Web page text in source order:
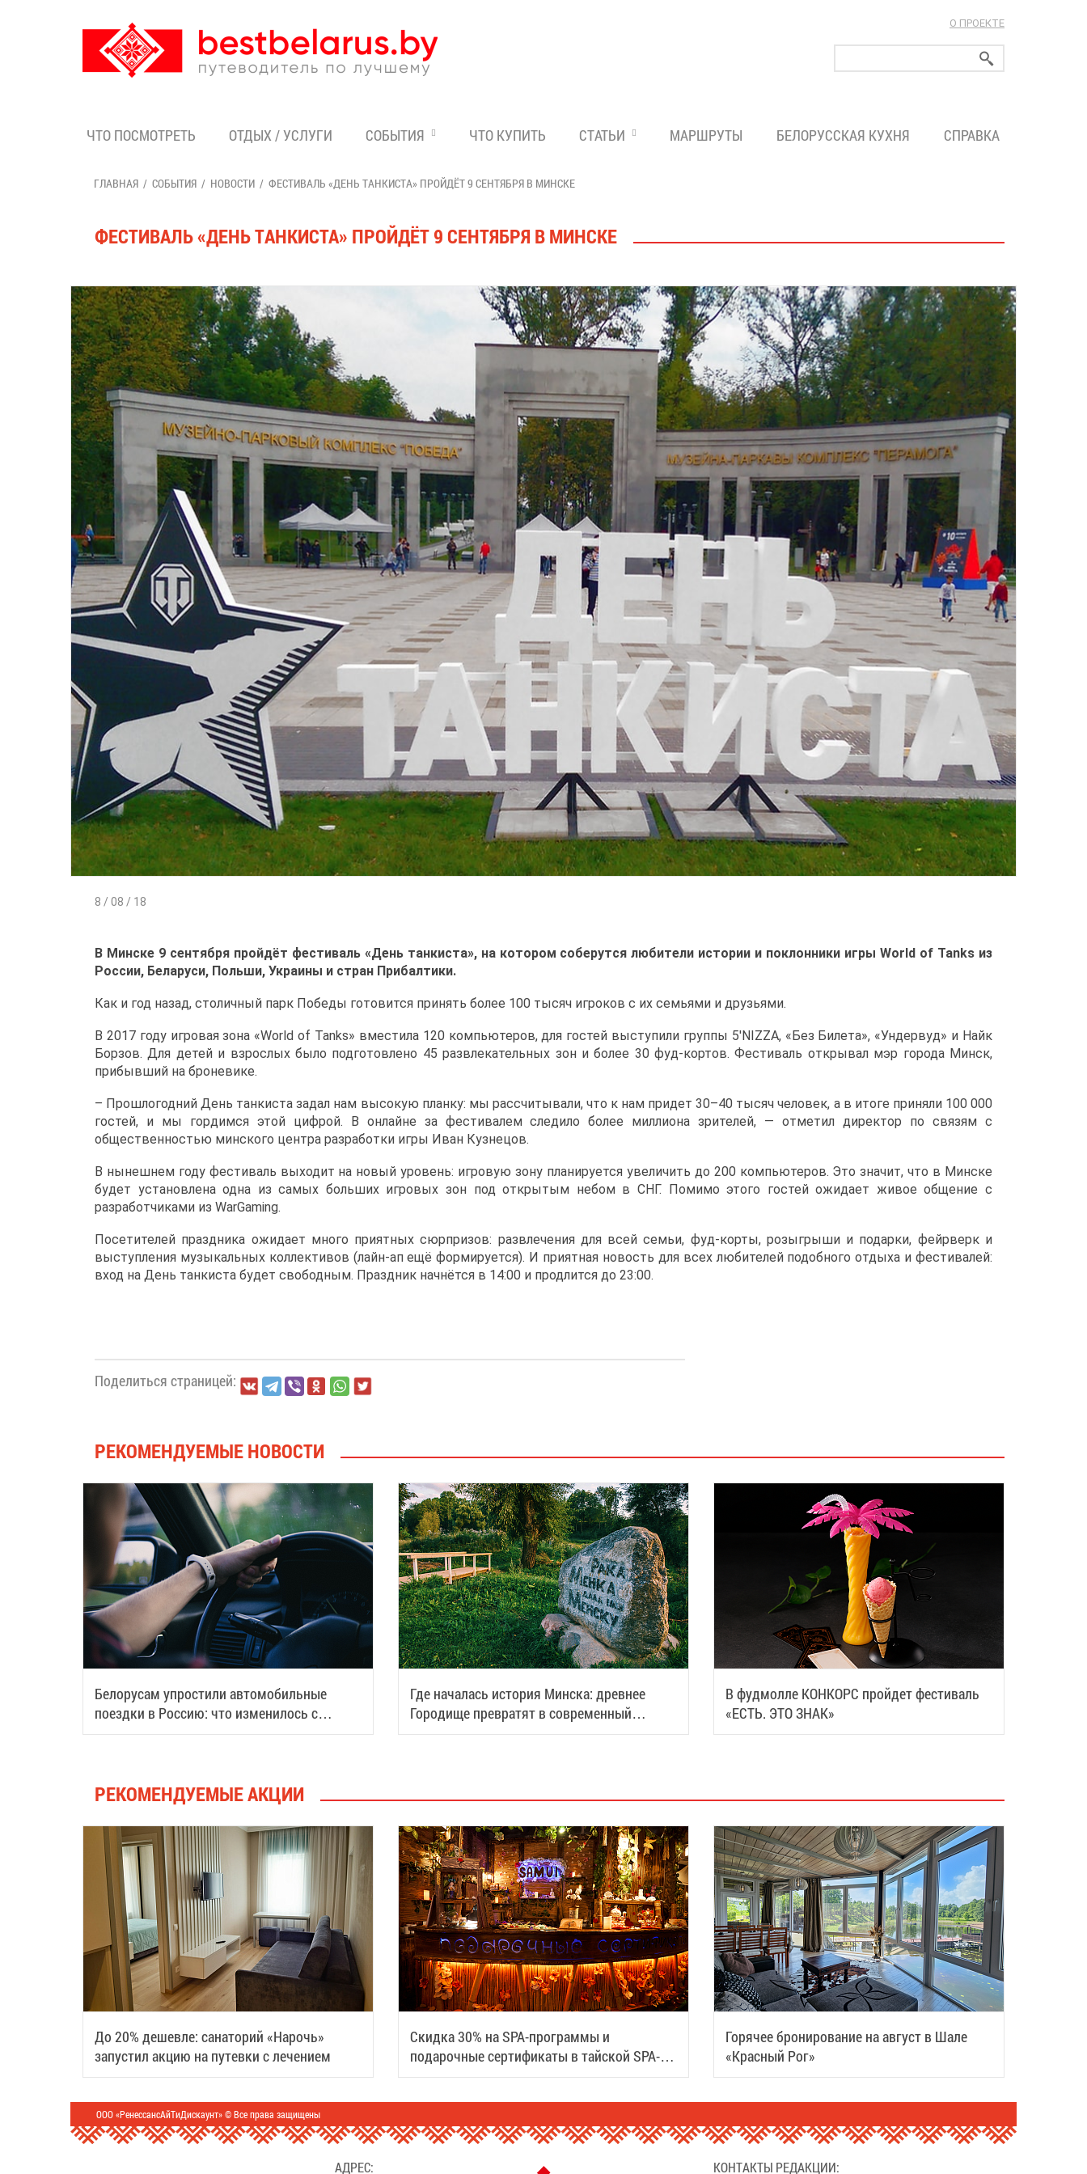
О ПРОЕКТЕ
ЧТО ПОСМОТРЕТЬ ОТДЫХ / УСЛУГИ СОБЫТИЯ ЧТО КУПИТЬ СТАТЬИ МАРШРУТЫ БЕЛОРУССКАЯ КУХНЯ СПРАВКА
ГЛАВНАЯ СОБЫТИЯ НОВОСТИ ФЕСТИВАЛЬ «ДЕНЬ ТАНКИСТА» ПРОЙДЁТ 9 СЕНТЯБРЯ В МИНСКЕ
ФЕСТИВАЛЬ «ДЕНЬ ТАНКИСТА» ПРОЙДЁТ 9 СЕНТЯБРЯ В МИНСКЕ
8 / 08 / 18
В Минске 9 сентября пройдёт фестиваль «День танкиста», на котором соберутся любители истории и поклонники игры World of Tanks из
России, Беларуси, Польши, Украины и стран Прибалтики.
Как и год назад, столичный парк Победы готовится принять более 100 тысяч игроков с их семьями и друзьями.
В 2017 году игровая зона «World of Tanks» вместила 120 компьютеров, для гостей выступили группы 5'NIZZA, «Без Билета», «Ундервуд» и Найк
Борзов. Для детей и взрослых было подготовлено 45 развлекательных зон и более 30 фуд-кортов. Фестиваль открывал мэр города Минск,
прибывший на броневике.
– Прошлогодний День танкиста задал нам высокую планку: мы рассчитывали, что к нам придет 30–40 тысяч человек, а в итоге приняли 100 000
гостей, и мы гордимся этой цифрой. В онлайне за фестивалем следило более миллиона зрителей, — отметил директор по связям с
общественностью минского центра разработки игры Иван Кузнецов.
В нынешнем году фестиваль выходит на новый уровень: игровую зону планируется увеличить до 200 компьютеров. Это значит, что в Минске
будет установлена одна из самых больших игровых зон под открытым небом в СНГ. Помимо этого гостей ожидает живое общение с
разработчиками из WarGaming.
Посетителей праздника ожидает много приятных сюрпризов: развлечения для всей семьи, фуд-корты, розыгрыши и подарки, фейрверк и
выступления музыкальных коллективов (лайн-ап ещё формируется). И приятная новость для всех любителей подобного отдыха и фестивалей:
вход на День танкиста будет свободным. Праздник начнётся в 14:00 и продлится до 23:00.
Поделиться страницей:
РЕКОМЕНДУЕМЫЕ НОВОСТИ
Белорусам упростили автомобильные
поездки в Россию: что изменилось с
августа
Где началась история Минска: древнее
Городище превратят в современный
туристический центр
В фудмолле КОНКОРС пройдет фестиваль
«ЕСТЬ. ЭТО ЗНАК»
РЕКОМЕНДУЕМЫЕ АКЦИИ
До 20% дешевле: санаторий «Нарочь»
запустил акцию на путевки с лечением
Скидка 30% на SPA-программы и
подарочные сертификаты в тайской SPA-
деревне Samui
Горячее бронирование на август в Шале
«Красный Рог»
ООО «РенессансАйТиДискаунт» © Все права защищены
АДРЕС: КОНТАКТЫ РЕДАКЦИИ: